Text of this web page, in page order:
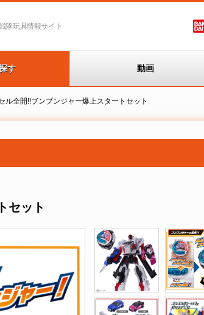
隊玩具情報サイト
す 動画
ル全開!!ブンブンジャー爆上スタートセット
セット